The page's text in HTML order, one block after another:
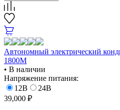
Автономный электрический
1800M
• В наличии
Напряжение питания:
12В
24В
39,000 ₽